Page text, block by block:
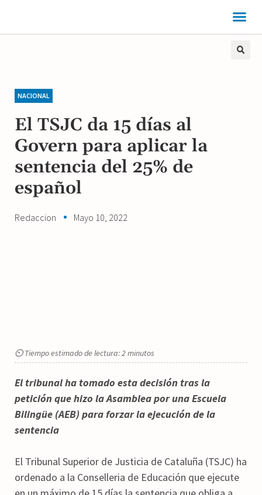
NACIONAL
El TSJC da 15 días al
Govern para aplicar la
sentencia del 25% de
español
Redaccion Mayo 10, 2022
⏲ Tiempo estimado de lectura: 2 minutos
El tribunal ha tomado esta decisión tras la
petición que hizo la Asamblea por una Escuela
Bilingüe (AEB) para forzar la ejecución de la
sentencia
El Tribunal Superior de Justicia de Cataluña (TSJC) ha
ordenado a la Conselleria de Educación que ejecute